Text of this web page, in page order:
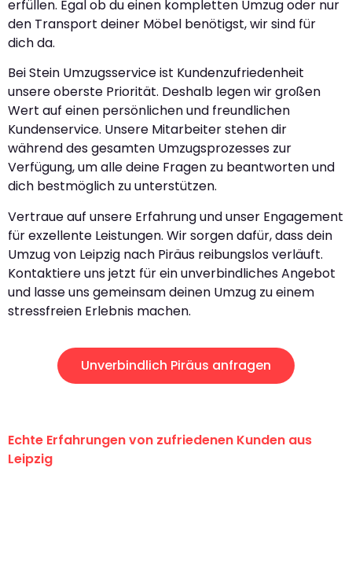
erfüllen. Egal ob du einen kompletten Umzug oder nur
den Transport deiner Möbel benötigst, wir sind für
dich da.
Bei Stein Umzugsservice ist Kundenzufriedenheit
unsere oberste Priorität. Deshalb legen wir großen
Wert auf einen persönlichen und freundlichen
Kundenservice. Unsere Mitarbeiter stehen dir
während des gesamten Umzugsprozesses zur
Verfügung, um alle deine Fragen zu beantworten und
dich bestmöglich zu unterstützen.
Vertraue auf unsere Erfahrung und unser Engagement
für exzellente Leistungen. Wir sorgen dafür, dass dein
Umzug von Leipzig nach Piräus reibungslos verläuft.
Kontaktiere uns jetzt für ein unverbindliches Angebot
und lasse uns gemeinsam deinen Umzug zu einem
stressfreien Erlebnis machen.
Unverbindlich Piräus anfragen
Echte Erfahrungen von zufriedenen Kunden aus
Leipzig